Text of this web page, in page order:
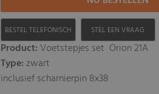
BESTEL TELEFONISCH STEL EEN VRAAG
Product: Voetstepjes set Orion 21A
Type: zwart
inclusief scharnierpin 8x38